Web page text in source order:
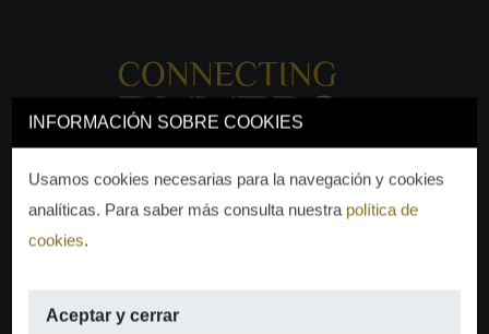
INFORMACIÓN SOBRE COOKIES
Usamos cookies necesarias para la navegación y cookies
analíticas. Para saber más consulta nuestra política de
cookies.
Aceptar y cerrar